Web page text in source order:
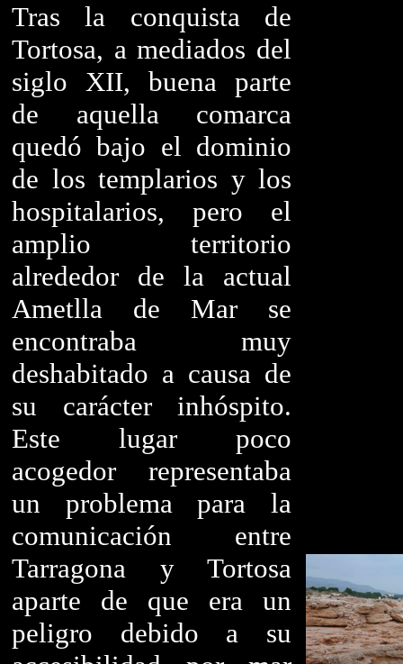
Tras la conquista de
Tortosa, a mediados del
siglo XII, buena parte
de aquella comarca
quedó bajo el dominio
de los templarios y los
hospitalarios, pero el
amplio territorio
alrededor de la actual
Ametlla de Mar se
encontraba muy
deshabitado a causa de
su carácter inhóspito.
Este lugar poco
acogedor representaba
un problema para la
comunicación entre
Tarragona y Tortosa
aparte de que era un
peligro debido a su